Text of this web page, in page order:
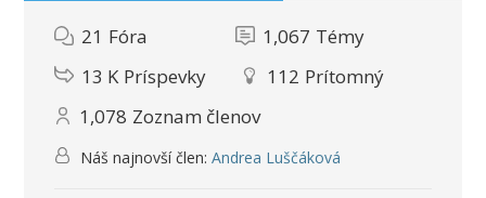
21 Fóra 1,067 Témy
13 K Príspevky 112 Prítomný
1,078 Zoznam členov
Náš najnovší člen:Andrea Luščáková